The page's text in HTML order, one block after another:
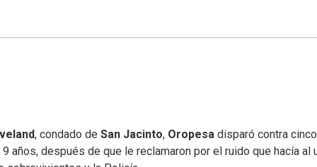
, condado de San Jacinto, Oropesa disparó contra cinco
años, después de que le reclamaron por el ruido que hacía al